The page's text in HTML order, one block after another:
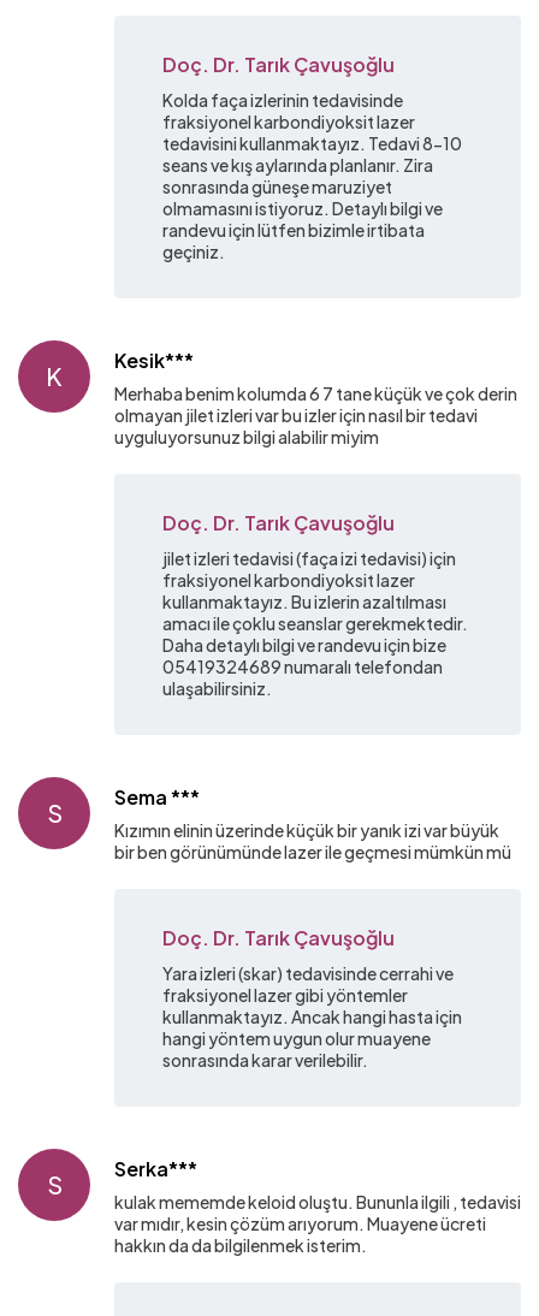
Doç. Dr. Tarık Çavuşoğlu
Kolda faça izlerinin tedavisinde
fraksiyonel karbondiyoksit lazer
tedavisini kullanmaktayız. Tedavi 8-10
seans ve kış aylarında planlanır. Zira
sonrasında güneşe maruziyet
olmamasını istiyoruz. Detaylı bilgi ve
randevu için lütfen bizimle irtibata
geçiniz.
K
Kesik***
Merhaba benim kolumda 6 7 tane küçük ve çok derin
olmayan jilet izleri var bu izler için nasıl bir tedavi
uyguluyorsunuz bilgi alabilir miyim
Doç. Dr. Tarık Çavuşoğlu
jilet izleri tedavisi (faça izi tedavisi) için
fraksiyonel karbondiyoksit lazer
kullanmaktayız. Bu izlerin azaltılması
amacı ile çoklu seanslar gerekmektedir.
Daha detaylı bilgi ve randevu için bize
05419324689 numaralı telefondan
ulaşabilirsiniz.
S
Sema ***
Kızımın elinin üzerinde küçük bir yanık izi var büyük
bir ben görünümünde lazer ile geçmesi mümkün mü
Doç. Dr. Tarık Çavuşoğlu
Yara izleri (skar) tedavisinde cerrahi ve
fraksiyonel lazer gibi yöntemler
kullanmaktayız. Ancak hangi hasta için
hangi yöntem uygun olur muayene
sonrasında karar verilebilir.
S
Serka***
kulak mememde keloid oluştu. Bununla ilgili , tedavisi
var mıdır, kesin çözüm arıyorum. Muayene ücreti
hakkın da da bilgilenmek isterim.